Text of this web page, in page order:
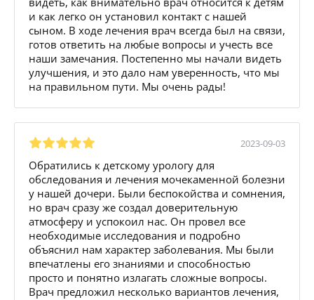
и как легко он установил контакт с нашей
сыном. В ходе лечения врач всегда был на связи,
готов ответить на любые вопросы и учесть все
наши замечания. Постепенно мы начали видеть
улучшения, и это дало нам уверенность, что мы
на правильном пути. Мы очень рады!
2023-09-03
Обратились к детскому урологу для
обследования и лечения мочекаменной болезни
у нашей дочери. Были беспокойства и сомнения,
но врач сразу же создал доверительную
атмосферу и успокоил нас. Он провел все
необходимые исследования и подробно
объяснил нам характер заболевания. Мы были
впечатлены его знаниями и способностью
просто и понятно излагать сложные вопросы.
Врач предложил несколько вариантов лечения,